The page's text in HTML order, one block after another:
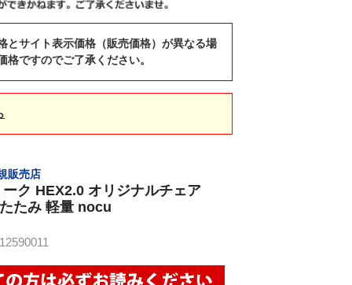
とサイト表示価格（販売価格）が異なる場
ですのでご了承ください。
販売店
ク HEX2.0 オリジナルチェア
たみ 軽量 nocu